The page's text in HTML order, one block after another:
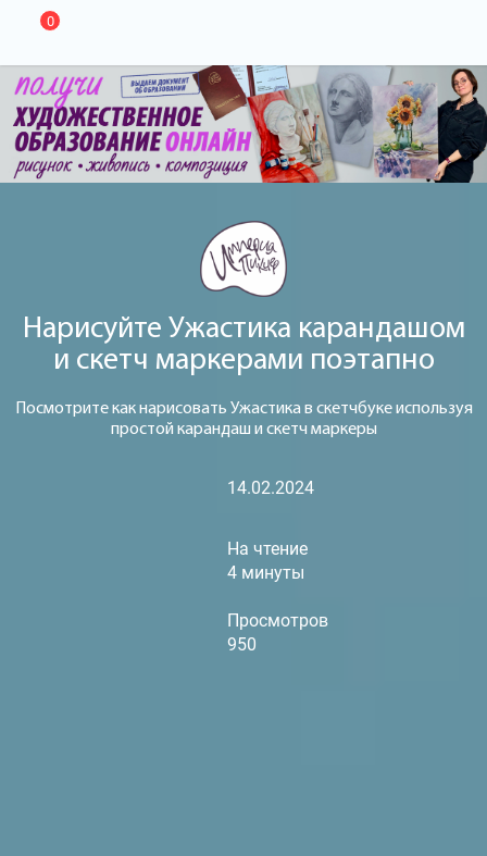
0
Нарисуйте Ужастика карандашом
и скетч маркерами поэтапно
Посмотрите как нарисовать Ужастика в скетчбуке используя
простой карандаш и скетч маркеры
14.02.2024
На чтение
4 минуты
Просмотров
950